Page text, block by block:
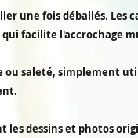
une fois déballés. Les
facilite l'accrochage
ou saleté, simplement
dessins et photos